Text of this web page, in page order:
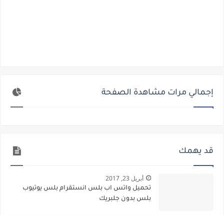
إجمالي مرات مشاهدة الصفحة
قد يهمك
أبريل 23, 2017
تحميل واتس اب بلس انستقرام بلس يوتيوب
بلس بدون جلبريك